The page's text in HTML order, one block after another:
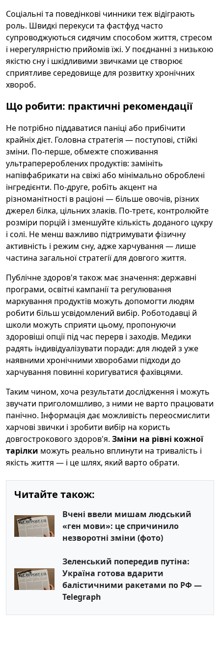
Соціальні та поведінкові чинники теж відіграють
роль. Швидкі перекуси та фастфуд часто
супроводжуються сидячим способом життя, стресом
і нерегулярністю прийомів їжі. У поєднанні з низькою
якістю сну і шкідливими звичками це створює
сприятливе середовище для розвитку хронічних
хвороб.
Що робити: практичні рекомендації
Не потрібно піддаватися паніці або прибічити
крайніх дієт. Головна стратегія — поступові, стійкі
зміни. По-перше, обмежте споживання
ультраперероблених продуктів: замініть
напівфабрикати на свіжі або мінімально оброблені
інгредієнти. По-друге, робіть акцент на
різноманітності в раціоні — більше овочів, різних
джерел білка, цільних злаків. По-третє, контролюйте
розміри порцій і зменшуйте кількість доданого цукру
і солі. Не менш важливо підтримувати фізичну
активність і режим сну, адже харчування — лише
частина загальної стратегії для довгого життя.
Публічне здоров'я також має значення: державні
програми, освітні кампанії та регулювання
маркування продуктів можуть допомогти людям
робити більш усвідомлений вибір. Роботодавці й
школи можуть сприяти цьому, пропонуючи
здоровіші опції під час перерв і заходів. Медики
радять індивідуалізувати поради: для людей з уже
наявними хронічними хворобами підходи до
харчування повинні коригуватися фахівцями.
Таким чином, хоча результати дослідження і можуть
звучати приголомшливо, з ними не варто працювати
панічно. Інформація дає можливість переосмислити
харчові звички і зробити вибір на користь
довгострокового здоров'я. Зміни на рівні кожної
тарілки можуть реально вплинути на тривалість і
якість життя — і це шлях, який варто обрати.
Читайте також:
Вчені ввели мишам людський
«ген мови»: це спричинило
незворотні зміни (фото)
Зеленський попередив путіна:
Україна готова вдарити
балістичними ракетами по РФ —
Telegraph